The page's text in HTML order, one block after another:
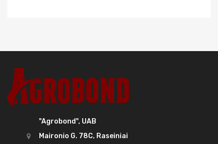
"Agrobond", UAB
Maironio G. 78C, Raseiniai